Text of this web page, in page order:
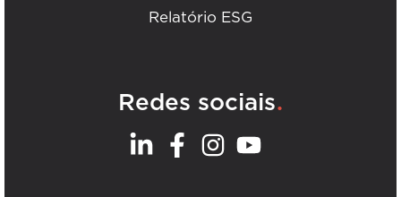
Relatório ESG
Redes sociais.